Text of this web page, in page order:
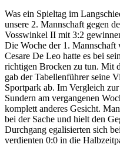
Was ein Spieltag im
unsere 2. Mannschaft gegen
Vosswinkel II mit 3:2
Die Woche der 1.
Cesare De Leo hatte es bei
richtigen Brocken zu tun. Mit
gab der Tabellenführer seine
Sportpark ab. Im Vergleich
Sundern am vergangenen
komplett anderes Gesicht.
bei der Sache und hielt den
Durchgang egalisierten sich
verdienten 0:0 in die